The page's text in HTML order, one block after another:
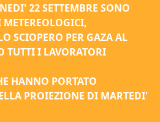
22 SETTEMBRE SONO
SCIOPERO PER GAZA AL
TUTTI I LAVORATORI
HANNO PORTATO
PROIEZIONE DI MARTEDI'